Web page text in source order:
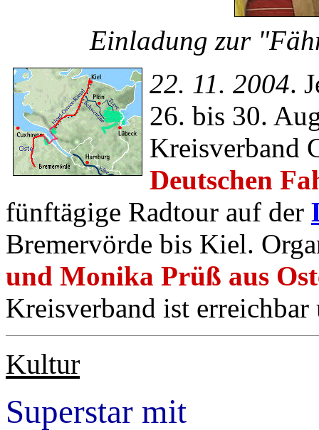
Einladung zur
22. 11. 2004.
26. bis 30.
Kreisverband
Deutschen
fünftägige Radtour auf der
Bremervörde bis Kiel.
und Monika Prüß aus
Kreisverband ist
Kultur
Superstar mit